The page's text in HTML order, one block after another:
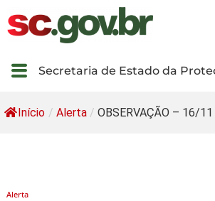
Secretaria de Estado da
Início / Alerta / OBSERVAÇÃO – 16/11
Alerta